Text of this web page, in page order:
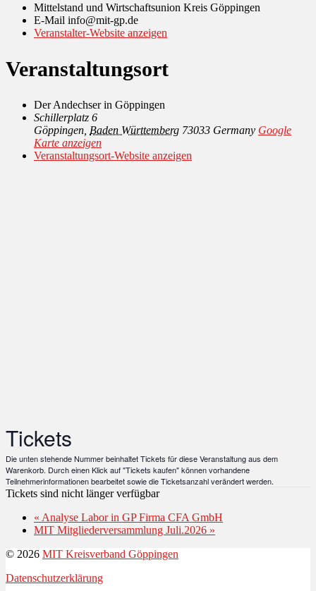
Mittelstand und Wirtschaftsunion Kreis Göppingen
E-Mail info@mit-gp.de
Veranstalter-Website anzeigen
Veranstaltungsort
Der Andechser in Göppingen
Schillerplatz 6
Göppingen Baden Württemberg 73033 Germany Google
Karte anzeigen
Veranstaltungsort-Website anzeigen
Tickets
Die unten stehende Nummer beinhaltet Tickets für diese Veranstaltung aus dem
Warenkorb. Durch einen Klick auf "Tickets kaufen" können vorhandene
Teilnehmerinformationen bearbeitet sowie die Ticketsanzahl verändert werden.
Tickets sind nicht länger verfügbar
« Analyse Labor in GP Firma CFA GmbH
MIT Mitgliederversammlung Juli.2026 »
© 2026 MIT Kreisverband Göppingen
Datenschutz­erklärung